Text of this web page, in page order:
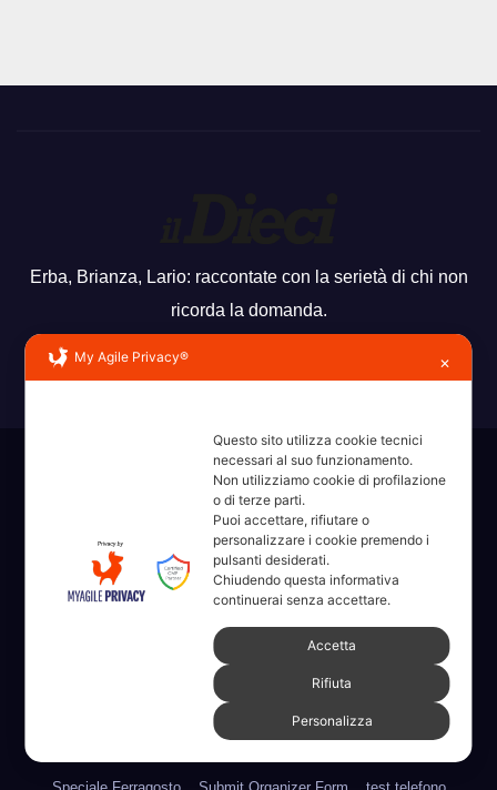
Erba, Brianza, Lario: raccontate con la serietà di chi non
ricorda la domanda.
Sviluppato con orgoglio da WordPress| Tema: News Way di
Themeansar.
Amministrative 2022 sdc Articoli Categorie
Contatti Erba 2022 Fare, Vedere, Sentire
Homepage il dieci – Erba
Pubblicità PVONFILMS StoryTelling
Speciale CNA Nautica e Turismo
My Agile Privacy® ✕
Questo sito utilizza cookie tecnici
necessari al suo funzionamento.
Non utilizziamo cookie di profilazione
o di terze parti.
Puoi accettare, rifiutare o
personalizzare i cookie premendo i
pulsanti desiderati.
Chiudendo questa informativa
continuerai senza accettare.
Accetta
Rifiuta
Personalizza